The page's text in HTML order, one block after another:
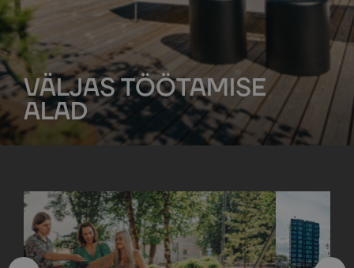
VÄLJAS TÖÖTAMISE
ALAD